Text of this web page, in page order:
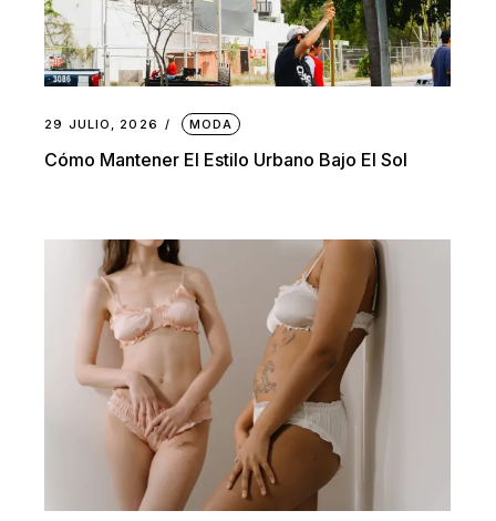
29 JULIO, 2026 MODA
Cómo Mantener El Estilo Urbano Bajo El Sol